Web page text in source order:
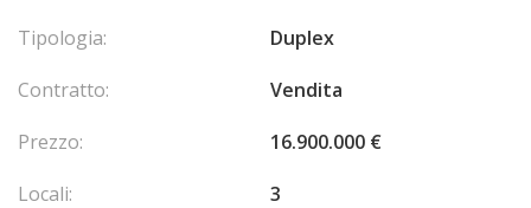
Tipologia:
Duplex
Contratto:
Vendita
Prezzo:
16.900.000 €
Locali:
3